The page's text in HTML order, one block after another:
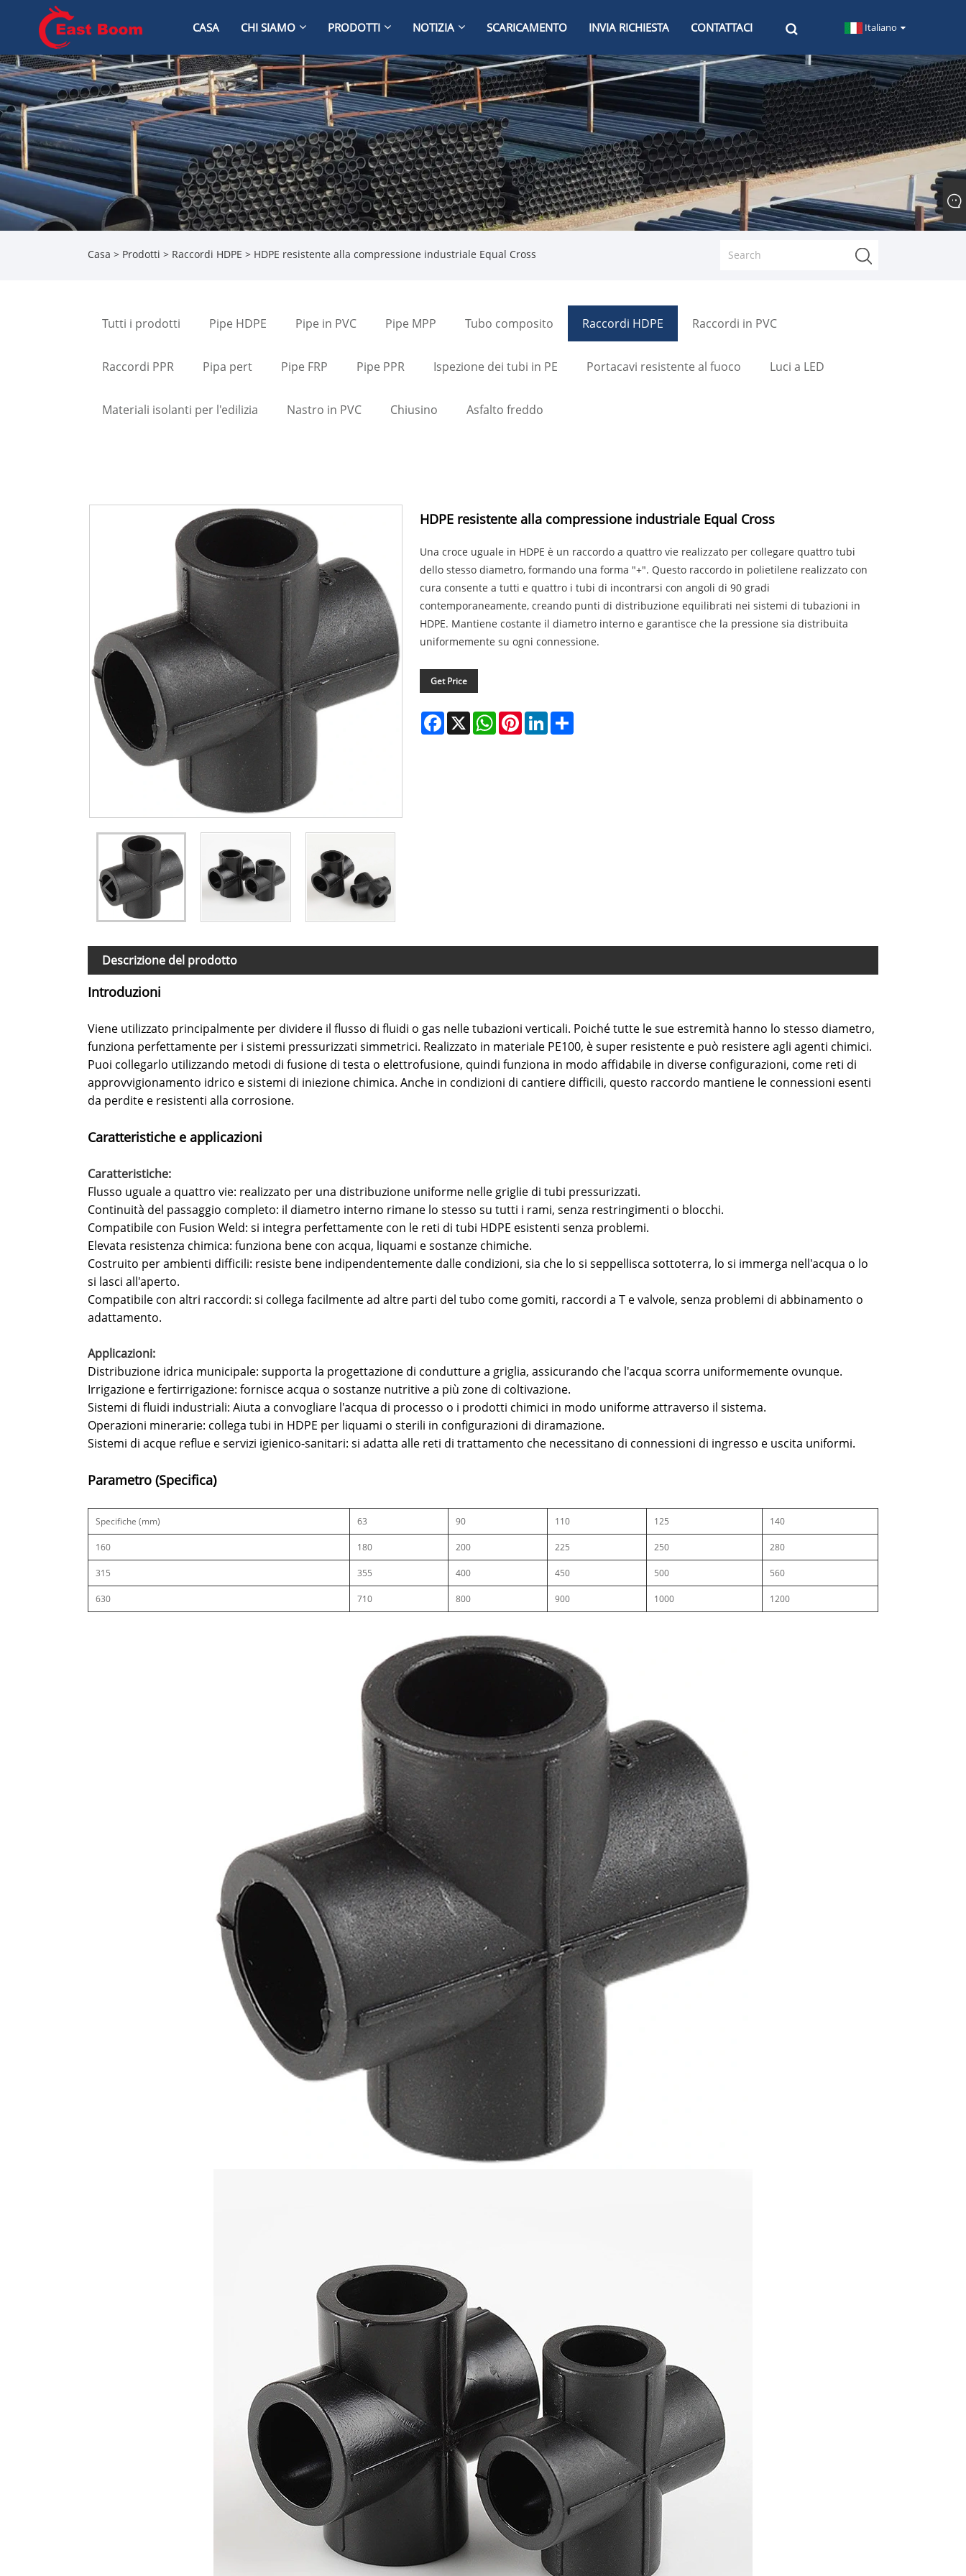
CASA CHI SIAMO PRODOTTI NOTIZIA SCARICAMENTO INVIA RICHIESTA CONTATTACI Italiano
Casa > Prodotti > Raccordi HDPE > HDPE resistente alla compressione industriale Equal Cross
Tutti i prodotti Pipe HDPE Pipe in PVC Pipe MPP Tubo composito Raccordi HDPE Raccordi in PVC
Raccordi PPR Pipa pert Pipe FRP Pipe PPR Ispezione dei tubi in PE Portacavi resistente al fuoco Luci a LED
Materiali isolanti per l'edilizia Nastro in PVC Chiusino Asfalto freddo
HDPE resistente alla compressione industriale Equal Cross
Una croce uguale in HDPE è un raccordo a quattro vie realizzato per collegare quattro tubi
dello stesso diametro, formando una forma "+". Questo raccordo in polietilene realizzato con
cura consente a tutti e quattro i tubi di incontrarsi con angoli di 90 gradi
contemporaneamente, creando punti di distribuzione equilibrati nei sistemi di tubazioni in
HDPE. Mantiene costante il diametro interno e garantisce che la pressione sia distribuita
uniformemente su ogni connessione.
Get Price
Facebook
X WhatsAppPinterestLinkedIn
Descrizione del prodotto
Introduzioni
Viene utilizzato principalmente per dividere il flusso di fluidi o gas nelle tubazioni verticali. Poiché tutte le sue estremità hanno lo stesso diametro,
funziona perfettamente per i sistemi pressurizzati simmetrici. Realizzato in materiale PE100, è super resistente e può resistere agli agenti chimici.
Puoi collegarlo utilizzando metodi di fusione di testa o elettrofusione, quindi funziona in modo affidabile in diverse configurazioni, come reti di
approvvigionamento idrico e sistemi di iniezione chimica. Anche in condizioni di cantiere difficili, questo raccordo mantiene le connessioni esenti
da perdite e resistenti alla corrosione.
Caratteristiche e applicazioni
Caratteristiche:
Flusso uguale a quattro vie: realizzato per una distribuzione uniforme nelle griglie di tubi pressurizzati.
Continuità del passaggio completo: il diametro interno rimane lo stesso su tutti i rami, senza restringimenti o blocchi.
Compatibile con Fusion Weld: si integra perfettamente con le reti di tubi HDPE esistenti senza problemi.
Elevata resistenza chimica: funziona bene con acqua, liquami e sostanze chimiche.
Costruito per ambienti difficili: resiste bene indipendentemente dalle condizioni, sia che lo si seppellisca sottoterra, lo si immerga nell'acqua o lo
si lasci all'aperto.
Compatibile con altri raccordi: si collega facilmente ad altre parti del tubo come gomiti, raccordi a T e valvole, senza problemi di abbinamento o
adattamento.
Applicazioni:
Distribuzione idrica municipale: supporta la progettazione di condutture a griglia, assicurando che l'acqua scorra uniformemente ovunque.
Irrigazione e fertirrigazione: fornisce acqua o sostanze nutritive a più zone di coltivazione.
Sistemi di fluidi industriali: Aiuta a convogliare l'acqua di processo o i prodotti chimici in modo uniforme attraverso il sistema.
Operazioni minerarie: collega tubi in HDPE per liquami o sterili in configurazioni di diramazione.
Sistemi di acque reflue e servizi igienico-sanitari: si adatta alle reti di trattamento che necessitano di connessioni di ingresso e uscita uniformi.
Parametro (Specifica)
Specifiche (mm) 63 90 110 125 140
160 180 200 225 250 280
315 355 400 450 500 560
630 710 800 900 1000 1200